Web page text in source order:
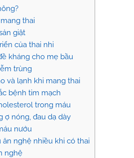
thai
giật
của thai nhi
kháng cho mẹ bầu
trùng
và lạnh khi mang thai
bệnh tim mạch
trong máu
ợ nóng, đau dạ dày
nướu
nghệ nhiều khi có thai
nghệ